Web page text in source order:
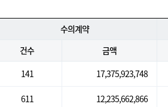
수의계약
건수 금액
141 17,375,923,748
611 12,235,662,866